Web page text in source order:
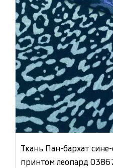
Ткань Пан-бархат
принтом леопард